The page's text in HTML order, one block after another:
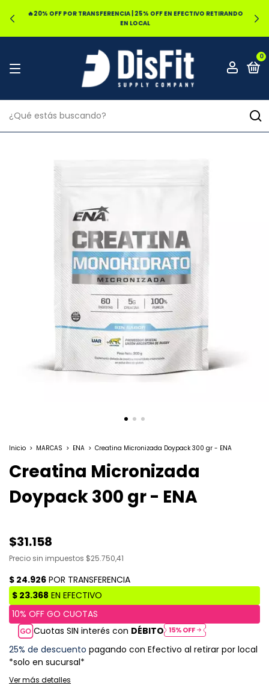
🔥20% OFF POR TRANSFERENCIA | 25% OFF EN EFECTIVO RETIRANDO
EN LOCAL
0
Inicio > MARCAS > ENA > Creatina Micronizada Doypack 300 gr - ENA
Creatina Micronizada
Doypack 300 gr - ENA
$31.158
Precio sin impuestos $25.750,41
Cuotas SIN interés con DÉBITO
25% de descuento pagando con Efectivo al retirar por local
*solo en sucursal*
Ver más detalles